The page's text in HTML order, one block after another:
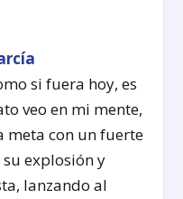
si fuera hoy, es
veo en mi mente,
meta con un fuerte
explosión y
lanzando al